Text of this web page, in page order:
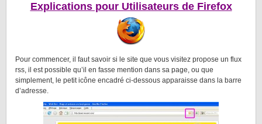
Explications pour Utilisateurs de Firefox
Pour commencer, il faut savoir si le site que vous visitez propose un flux
rss, il est possible qu’il en fasse mention dans sa page, ou que
simplement, le petit icône encadré ci-dessous apparaisse dans la barre
d’adresse.